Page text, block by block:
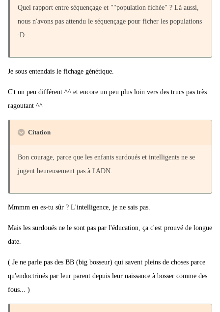
Quel rapport entre séquençage et ""population fichée" ? Là aussi,
nous n'avons pas attendu le séquençage pour ficher les populations
:D
Je sous entendais le fichage génétique.
C't un peu différent ^^ et encore un peu plus loin vers des trucs pas très
ragoutant ^^
Citation
Bon courage, parce que les enfants surdoués et intelligents ne se
jugent heureusement pas à l'ADN.
Mmmm en es-tu sûr ? L'intelligence, je ne sais pas.
Mais les surdoués ne le sont pas par l'éducation, ça c'est prouvé de longue
date.
( Je ne parle pas des BB (big bosseur) qui savent pleins de choses parce
qu'endoctrinés par leur parent depuis leur naissance à bosser comme des
fous... )